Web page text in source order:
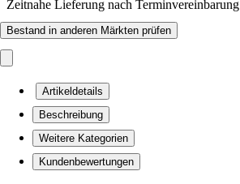
Zeitnahe Lieferung nach Terminvereinbarung
Bestand in anderen Märkten prüfen
Artikeldetails
Beschreibung
Weitere Kategorien
Kundenbewertungen